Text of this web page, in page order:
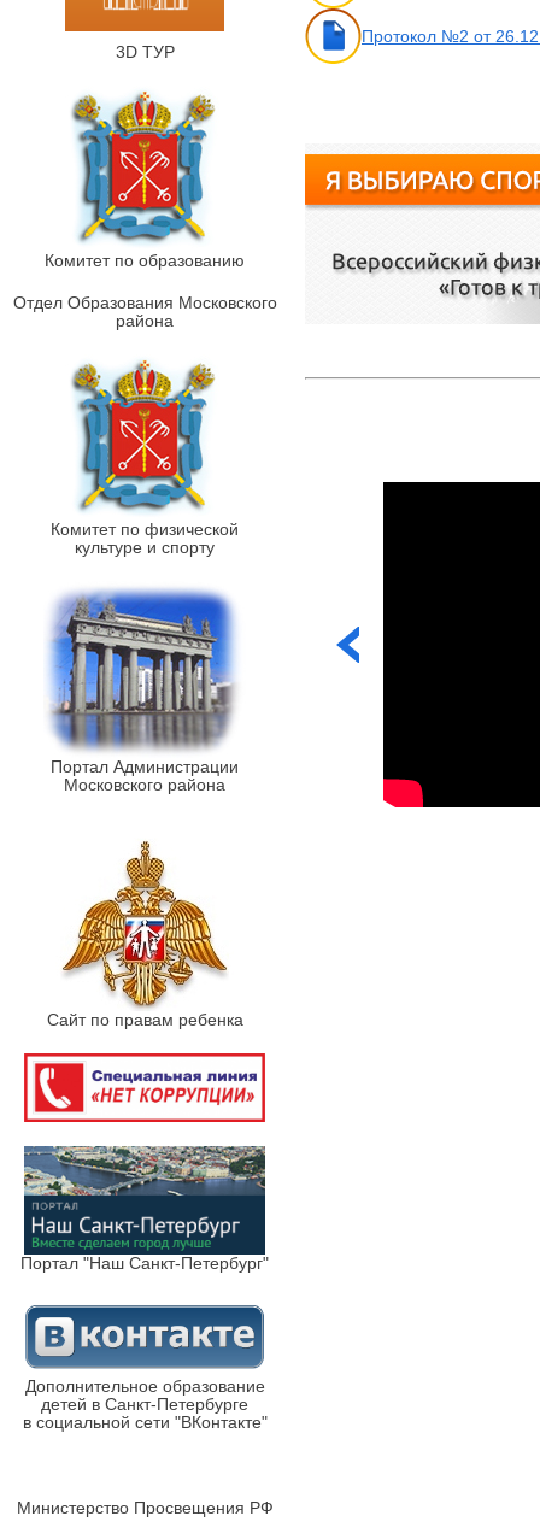
3D ТУР
Комитет по образованию
Отдел Образования Московского
района
Комитет по физической
культуре и спорту
Портал Администрации
Московского района
Сайт по правам ребенка
Портал "Наш Санкт-Петербург"
Дополнительное образование
детей в Санкт-Петербурге
в социальной сети "ВКонтакте"
Министерство Просвещения РФ
Протокол №2 от